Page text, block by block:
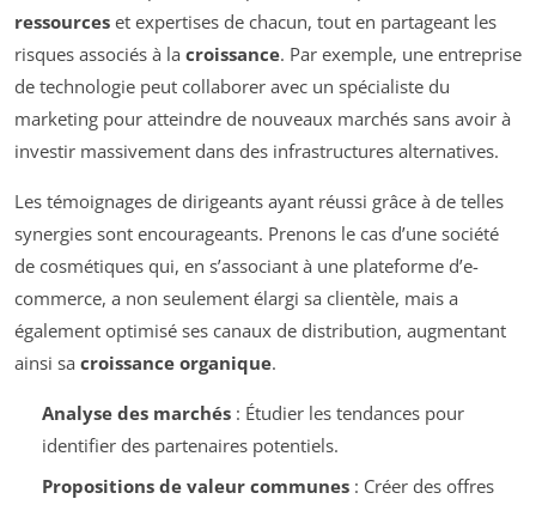
ressources et expertises de chacun, tout en partageant les
risques associés à la croissance. Par exemple, une entreprise
de technologie peut collaborer avec un spécialiste du
marketing pour atteindre de nouveaux marchés sans avoir à
investir massivement dans des infrastructures alternatives.
Les témoignages de dirigeants ayant réussi grâce à de telles
synergies sont encourageants. Prenons le cas d’une société
de cosmétiques qui, en s’associant à une plateforme d’e-
commerce, a non seulement élargi sa clientèle, mais a
également optimisé ses canaux de distribution, augmentant
ainsi sa croissance organique.
Analyse des marchés: Étudier les tendances pour
identifier des partenaires potentiels.
Propositions de valeur communes: Créer des offres